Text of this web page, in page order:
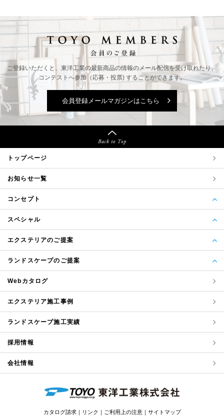
ご登録いただくと、東洋工業の最新商品の情報のメール配信を受け取れたり、
コンテストへ参加（応募・投票) することができます。
会員登録メールマガジンはこちら
トップページ
お知らせ一覧
コンセプト
スペシャル
エクステリアのご提案
ランドスケープのご提案
Webカタログ
エクステリア施工事例
ランドスケープ施工実績
採用情報
会社情報
カタログ請求 リンク ご利用上の注意 サイトマップ